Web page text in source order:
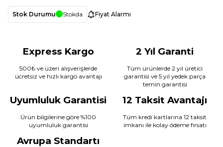
Stok Durumu Stokda Fiyat Alarmı
Express Kargo
500₺ ve üzeri alışverişlerde
ücretsiz ve hızlı kargo avantajı
2 Yıl Garanti
Tüm ürünlerde 2 yıl üretici
garantisi ve 5 yıl yedek parça
temin garantisi
Uyumluluk Garantisi
Ürün bilgilerine göre %100
uyumluluk garantisi
12 Taksit Avantajı
Tüm kredi kartlarına 12 taksit
imkanı ile kolay ödeme fırsatı
Avrupa Standartı